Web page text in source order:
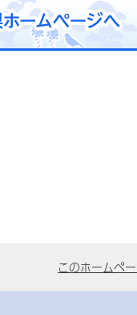
このホームペ